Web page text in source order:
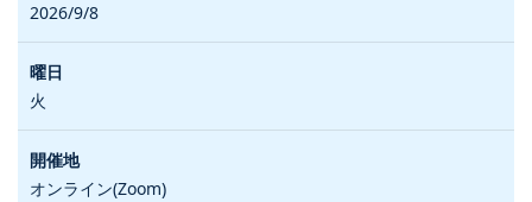
2026/9/8
火
オンライン(Zoom)